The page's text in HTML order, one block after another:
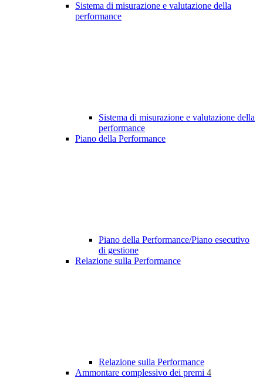
Sistema di misurazione e valutazione della
performance
Sistema di misurazione e valutazione della
performance
Piano della Performance
Piano della Performance/Piano esecutivo
di gestione
Relazione sulla Performance
Relazione sulla Performance
Ammontare complessivo dei premi 4